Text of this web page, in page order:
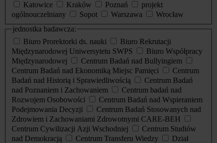
Katowice
Kraków Poznań
projekt
ogólnouczelniany
Sopot Warszawa
Wrocław
jednostka badawcza:
Biuro Prorektorki ds. nauki
Biuro Rekrutacji
Międzynarodowej Uniwersytetu SWPS
Biuro Współpracy
Międzynarodowej
Centrum Badań nad Bullyingiem
Centrum Badań nad Ekonomiką Miejsc Pamięci
Centrum
Badań nad Historią i Sprawiedliwością
Centrum Badań
nad Poznaniem i Zachowaniem
Centrum badań nad
Rozwojem Osobowości
Centrum Badań nad Wspieraniem
Podejmowania Decyzji
Centrum Badań Stosowanych nad
Zdrowiem i Zachowaniami Zdrowotnymi CARE-BEH
Centrum Cywilizacji Azji Wschodniej
Centrum Studiów
nad Demokracją
Centrum Transferu Wiedzy
Dział